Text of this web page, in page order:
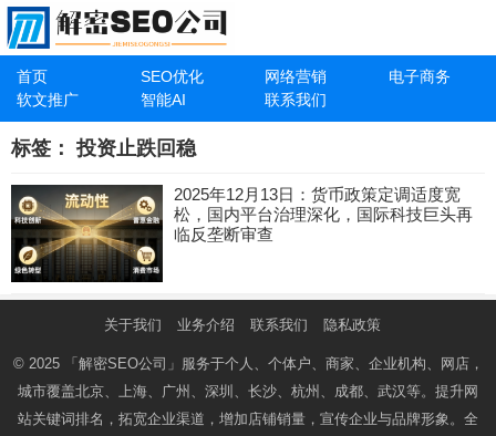
首页 SEO优化 网络营销
电子商务
软文推广
智能AI 联系我们
标签：投资止跌回稳
2025年12月13日：货币政策定调适度宽
松，国内平台治理深化，国际科技巨头再
临反垄断审查
关于我们 业务介绍 联系我们 隐私政策
© 2025 「解密SEO公司」 服务于个人、个体户、商家、企业机构、网店，
城市覆盖北京、上海、广州、深圳、长沙、杭州、成都、武汉等。提升网
站关键词排名，拓宽企业渠道，增加店铺销量，宣传企业与品牌形象。全